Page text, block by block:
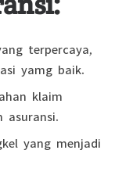
terpercaya,
yamg baik.
klaim
yang menjadi